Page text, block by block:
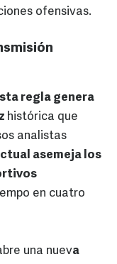
ofensivas.
regla genera
histórica que
analistas
asemeja los
en cuatro
una nueva